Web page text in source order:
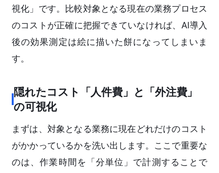
視化」です。比較対象となる現在の業務プロセス
のコストが正確に把握できていなければ、AI導入
後の効果測定は絵に描いた餅になってしまいま
す。
隠れたコスト「人件費」と「外注費」
の可視化
まずは、対象となる業務に現在どれだけのコスト
がかかっているかを洗い出します。ここで重要な
のは、作業時間を「分単位」で計測することで